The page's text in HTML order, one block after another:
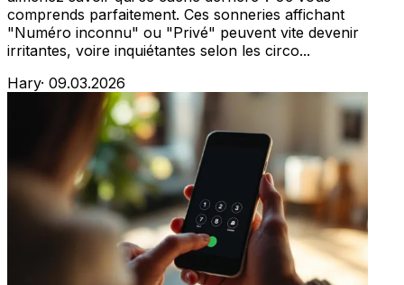
comprends parfaitement. Ces sonneries affichant
"Numéro inconnu" ou "Privé" peuvent vite devenir
irritantes, voire inquiétantes selon les circo...
Hary· 09.03.2026